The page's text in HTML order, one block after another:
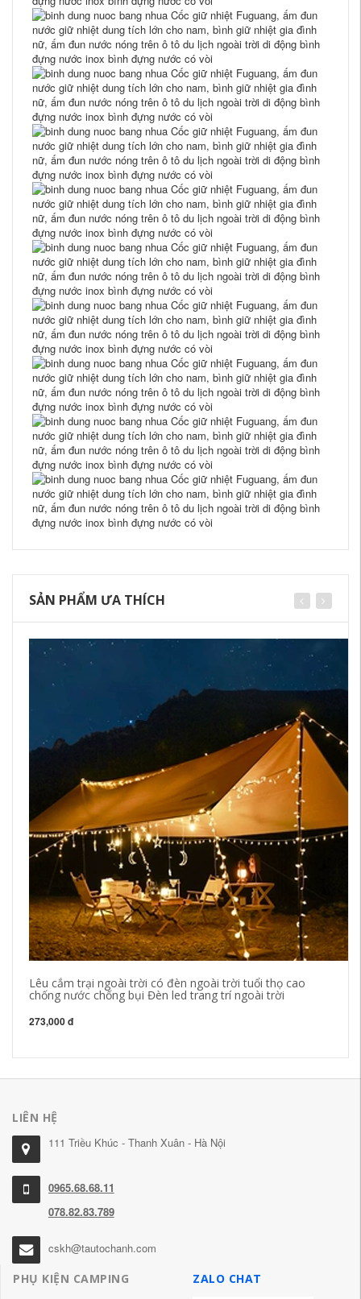
SẢN PHẨM ƯA THÍCH
Lêu cắm trại ngoài trời có đèn ngoài trời tuổi thọ cao
chống nước chống bụi Đèn led trang trí ngoài trời
273,000 đ
LIÊN HỆ
111 Triều Khúc - Thanh Xuân - Hà Nội
0965.68.68.11
078.82.83.789
cskh@tautochanh.com
PHỤ KIỆN CAMPING
ZALO CHAT